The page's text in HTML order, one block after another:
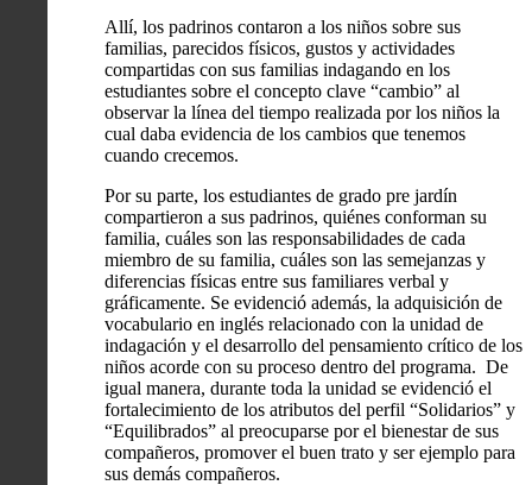
Allí, los padrinos contaron a los niños sobre sus
familias, parecidos físicos, gustos y actividades
compartidas con sus familias indagando en los
estudiantes sobre el concepto clave “cambio” al
observar la línea del tiempo realizada por los niños la
cual daba evidencia de los cambios que tenemos
cuando crecemos.
Por su parte, los estudiantes de grado pre jardín
compartieron a sus padrinos, quiénes conforman su
familia, cuáles son las responsabilidades de cada
miembro de su familia, cuáles son las semejanzas y
diferencias físicas entre sus familiares verbal y
gráficamente. Se evidenció además, la adquisición de
vocabulario en inglés relacionado con la unidad de
indagación y el desarrollo del pensamiento crítico de los
niños acorde con su proceso dentro del programa. De
igual manera, durante toda la unidad se evidenció el
fortalecimiento de los atributos del perfil “Solidarios” y
“Equilibrados” al preocuparse por el bienestar de sus
compañeros, promover el buen trato y ser ejemplo para
sus demás compañeros.